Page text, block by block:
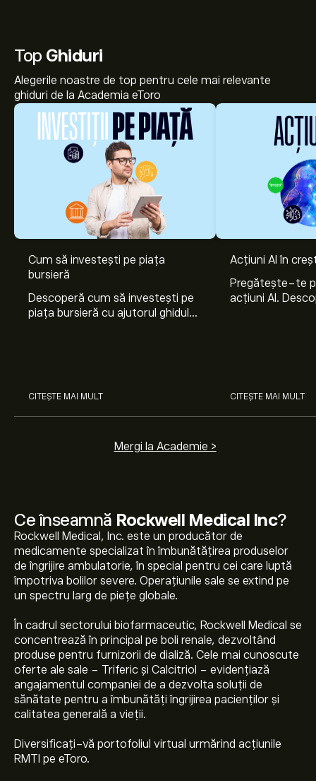
Ce înseamnă Rockwell Medical Inc?
Rockwell Medical, Inc. este un producător de
medicamente specializat în îmbunătăţirea produselor
de îngrijire ambulatorie, în special pentru cei care luptă
împotriva bolilor severe. Operațiunile sale se extind pe
un spectru larg de piețe globale.
În cadrul sectorului biofarmaceutic, Rockwell Medical se
concentrează în principal pe boli renale, dezvoltând
produse pentru furnizorii de dializă. Cele mai cunoscute
oferte ale sale - Triferic și Calcitriol - evidențiază
angajamentul companiei de a dezvolta soluții de
sănătate pentru a îmbunătăți îngrijirea pacienților și
calitatea generală a vieții.
Diversificați-vă portofoliul virtual urmărind acțiunile
RMTI pe eToro.
Top Ghiduri
Alegerile noastre de top pentru cele mai relevante
ghiduri de la Academia eToro
Cum să investești pe piața
bursieră
Descoperă cum să investești pe
piața bursieră cu ajutorul ghidului
CITEȘTE MAI MULT
Acțiuni AI în
Pregătește-te
acțiuni AI.
CITEȘTE MAI MULT
Mergi la Academie >
Prețul actual al acțiunilor RMTI este 7.16‎$‎.